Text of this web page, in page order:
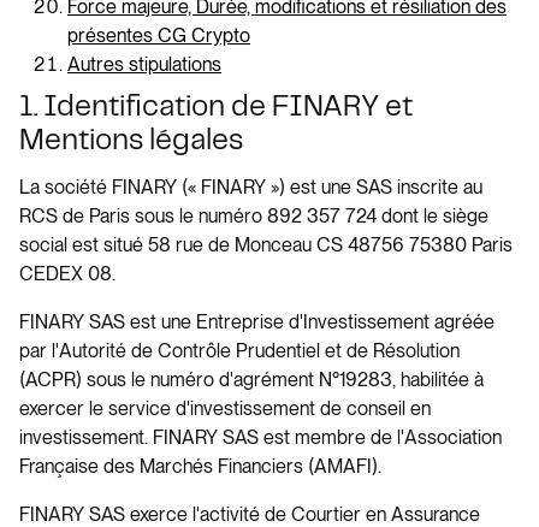
Force majeure, Durée, modifications et résiliation des
présentes CG Crypto
Autres stipulations
1. Identification de FINARY et
Mentions légales
La société FINARY (« FINARY ») est une SAS inscrite au
RCS de Paris sous le numéro 892 357 724 dont le siège
social est situé 58 rue de Monceau CS 48756 75380 Paris
CEDEX 08.
FINARY SAS est une Entreprise d'Investissement agréée
par l'Autorité de Contrôle Prudentiel et de Résolution
(ACPR) sous le numéro d'agrément N°19283, habilitée à
exercer le service d'investissement de conseil en
investissement. FINARY SAS est membre de l'Association
Française des Marchés Financiers (AMAFI).
FINARY SAS exerce l'activité de Courtier en Assurance